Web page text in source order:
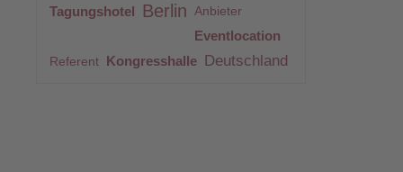
Tagungshotel Berlin Anbieter
Eventlocation
Referent Kongresshalle Deutschland